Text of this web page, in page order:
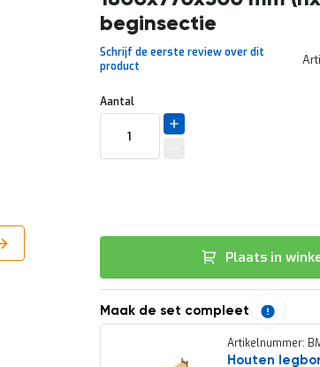
beginsectie
Schrijf de eerste review over dit
product
Uw
aanpassing
DIRECT
LEVERBAAR
Aantal
Plaats in
Maak de set compleet
Artikelnummer:
Houten